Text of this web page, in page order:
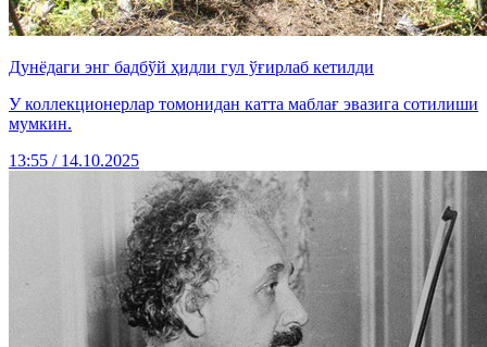
Дунёдаги энг бадбўй ҳидли гул ўғирлаб кетилди
У коллекционерлар томонидан катта маблағ эвазига сотилиши
мумкин.
13:55 / 14.10.2025